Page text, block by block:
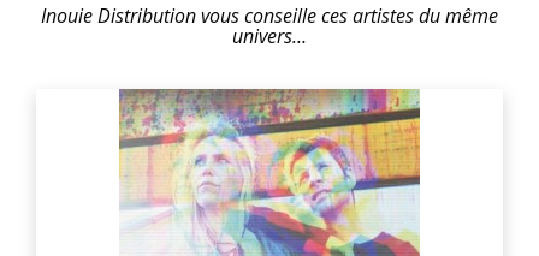
Inouie Distribution vous conseille ces artistes du même
univers…